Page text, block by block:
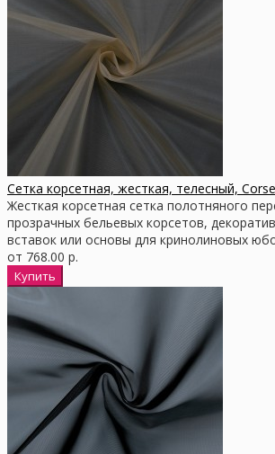
Сетка корсетная, жесткая, телесный,
Жесткая корсетная сетка полотняного
прозрачных бельевых корсетов,
вставок или основы для кринолиновых
от 768.00 р.